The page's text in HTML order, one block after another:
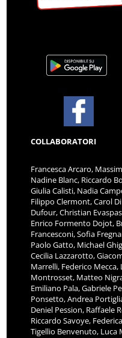
COLLABORATORI
Francesca Arcaro,
Nadine Blanc, Riccardo
Giulia Calisti, Nadia
Filippo Clermont, Carol
Dufour, Christian
Enrico Formento Dojot,
Francesconi, Sofia
Paolo Gatto, Michael
Cecilia Lazzarotto,
Marrelli, Federico
Montrosset, Matteo
Emiliano Pala, Gabriele
Ponsetto, Andrea
Deniel Pession, Raffaele
Riccardo Savoye,
Tigellio Benvenuto, Luca